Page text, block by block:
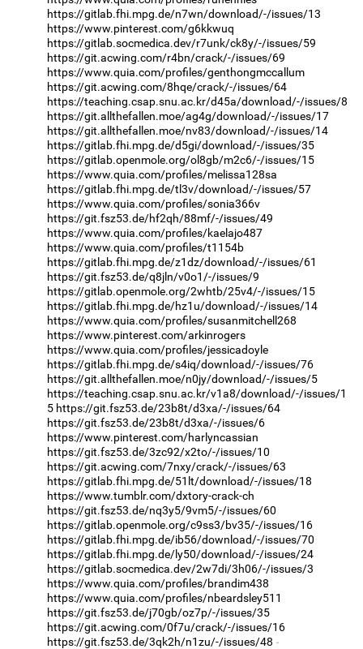
https://gitlab.fhi.mpg.de/n7wn/download/-/issues/13
https://www.pinterest.com/g6kkwuq
https://gitlab.socmedica.dev/r7unk/ck8y/-/issues/59
https://git.acwing.com/r4bn/crack/-/issues/69
https://www.quia.com/profiles/genthongmccallum
https://git.acwing.com/8hqe/crack/-/issues/64
https://teaching.csap.snu.ac.kr/d45a/download/-/issues/8
https://git.allthefallen.moe/ag4g/download/-/issues/17
https://git.allthefallen.moe/nv83/download/-/issues/14
https://gitlab.fhi.mpg.de/d5gi/download/-/issues/35
https://gitlab.openmole.org/ol8gb/m2c6/-/issues/15
https://www.quia.com/profiles/melissa128sa
https://gitlab.fhi.mpg.de/tl3v/download/-/issues/57
https://www.quia.com/profiles/sonia366v
https://git.fsz53.de/hf2qh/88mf/-/issues/49
https://www.quia.com/profiles/kaelajo487
https://www.quia.com/profiles/t1154b
https://gitlab.fhi.mpg.de/z1dz/download/-/issues/61
https://git.fsz53.de/q8jln/v0o1/-/issues/9
https://gitlab.openmole.org/2whtb/25v4/-/issues/15
https://gitlab.fhi.mpg.de/hz1u/download/-/issues/14
https://www.quia.com/profiles/susanmitchell268
https://www.pinterest.com/arkinrogers
https://www.quia.com/profiles/jessicadoyle
https://gitlab.fhi.mpg.de/s4iq/download/-/issues/76
https://git.allthefallen.moe/n0jy/download/-/issues/5
https://teaching.csap.snu.ac.kr/v1a8/download/-/issues/1
5 https://git.fsz53.de/23b8t/d3xa/-/issues/64
https://git.fsz53.de/23b8t/d3xa/-/issues/6
https://www.pinterest.com/harlyncassian
https://git.fsz53.de/3zc92/x2to/-/issues/10
https://git.acwing.com/7nxy/crack/-/issues/63
https://gitlab.fhi.mpg.de/51lt/download/-/issues/18
https://www.tumblr.com/dxtory-crack-ch
https://git.fsz53.de/nq3y5/9vm5/-/issues/60
https://gitlab.openmole.org/c9ss3/bv35/-/issues/16
https://gitlab.fhi.mpg.de/ib56/download/-/issues/70
https://gitlab.fhi.mpg.de/ly50/download/-/issues/24
https://gitlab.socmedica.dev/2w7di/3h06/-/issues/3
https://www.quia.com/profiles/brandim438
https://www.quia.com/profiles/nbeardsley511
https://git.fsz53.de/j70gb/oz7p/-/issues/35
https://git.acwing.com/0f7u/crack/-/issues/16
https://git.fsz53.de/3qk2h/n1zu/-/issues/48